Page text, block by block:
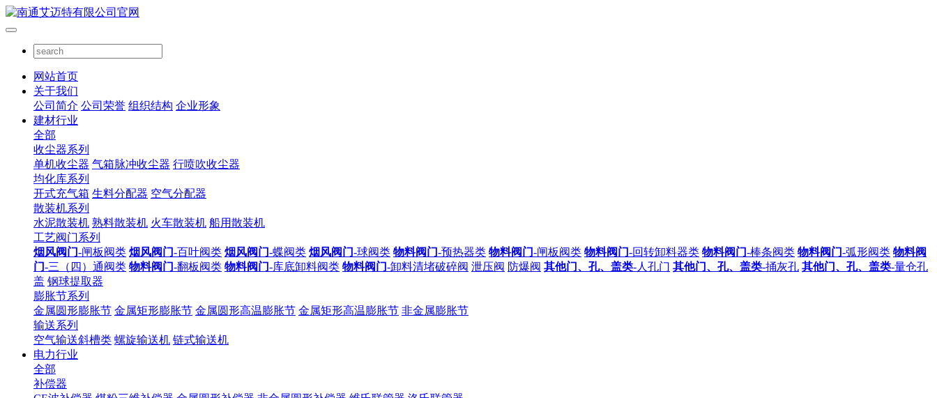
网站首页
关于我们
公司简介 公司荣誉 组织结构 企业形象
建材行业
全部
收尘器系列
单机收尘器 气箱脉冲收尘器 行喷吹收尘器
均化库系列
开式充气箱 生料分配器 空气分配器
散装机系列
水泥散装机 熟料散装机 火车散装机 船用散装机
工艺阀门系列
烟风阀门-闸板阀类 烟风阀门-百叶阀类 烟风阀门-蝶阀类 烟风阀门-球阀类 物料阀门-预热器类 物料阀门-闸板阀类 物料阀门-回转卸料器类 物料阀门-棒条阀类 物料阀门-弧形阀类 物料阀
门-三（四）通阀类 物料阀门-翻板阀类 物料阀门-库底卸料阀类 物料阀门-卸料清堵破碎阀 泄压阀 防爆阀 其他门、孔、盖类-人孔门 其他门、孔、盖类-捅灰孔 其他门、孔、盖类-量仓孔
盖 钢球提取器
膨胀节系列
金属圆形膨胀节 金属矩形膨胀节 金属圆形高温膨胀节 金属矩形高温膨胀节 非金属膨胀节
输送系列
空气输送斜槽类 螺旋输送机 链式输送机
电力行业
全部
补偿器